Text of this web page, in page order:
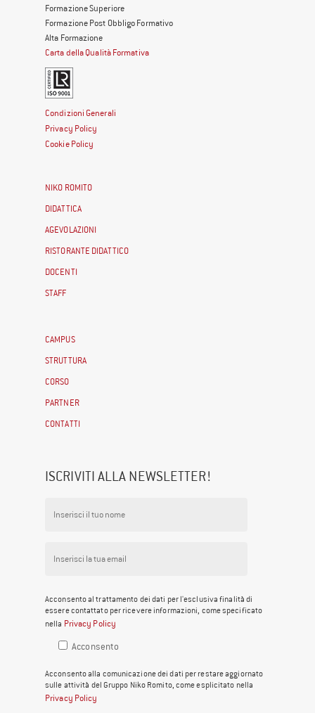
Formazione Superiore
Formazione Post Obbligo Formativo
Alta Formazione
Carta della Qualità Formativa
Condizioni Generali
Privacy Policy
Cookie Policy
NIKO ROMITO
DIDATTICA
AGEVOLAZIONI
RISTORANTE DIDATTICO
DOCENTI
STAFF
CAMPUS
STRUTTURA
CORSO
PARTNER
CONTATTI
ISCRIVITI ALLA NEWSLETTER!
Acconsento al trattamento dei dati per l'esclusiva finalità di
essere contattato per ricevere informazioni, come specificato
nella Privacy Policy
Acconsento
Acconsento alla comunicazione dei dati per restare aggiornato
sulle attività del Gruppo Niko Romito, come esplicitato nella
Privacy Policy